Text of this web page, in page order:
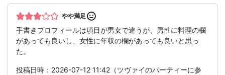
やや満足
手書きプロフィールは項目が男女で違うが、男性に料理の欄
があっても良いし、女性に年収の欄があっても良いと思っ
た。
投稿日時：2026-07-12 11:42（ツヴァイのパーティーに参